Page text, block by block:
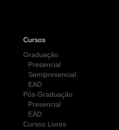
Cursos
Graduação
Presencial
Semipresencial
EAD
Pós-Graduação
Presencial
EAD
Cursos Livres